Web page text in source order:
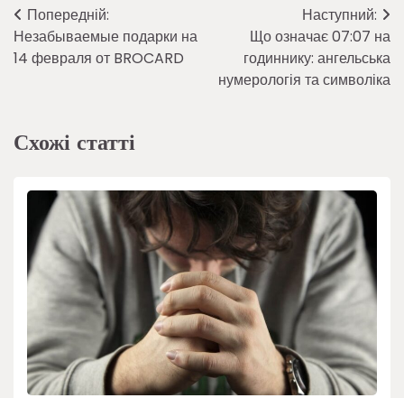
Навігація
записів
Попередній:
Незабываемые подарки на
14 февраля от BROCARD
Наступний:
Що означає 07:07 на
годиннику: ангельська
нумерологія та символіка
Схожі статті